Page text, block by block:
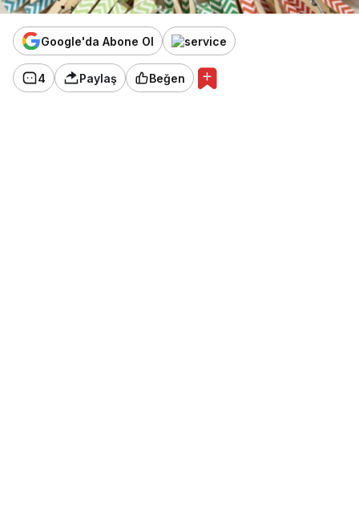
Google'da Abone Ol
4 Paylaş Beğen